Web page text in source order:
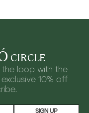
CIRCLE
the loop with the
10% off
SIGN UP